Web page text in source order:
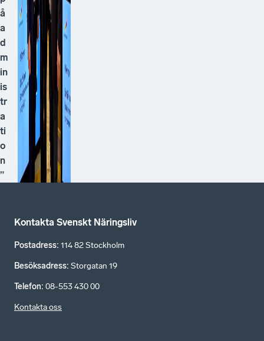
å
a
d
m
in
is
tr
a
ti
o
n
”
Kontakta Svenskt Näringsliv
Postadress: 114 82 Stockholm
Besöksadress: Storgatan 19
Telefon: 08-553 430 00
Kontakta oss